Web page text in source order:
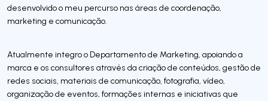
desenvolvido o meu percurso nas áreas de coordenação,
marketing e comunicação.
Atualmente integro o Departamento de Marketing, apoiando a
marca e os consultores através da criação de conteúdos, gestão de
redes sociais, materiais de comunicação, fotografia, vídeo,
organização de eventos, formações internas e iniciativas que